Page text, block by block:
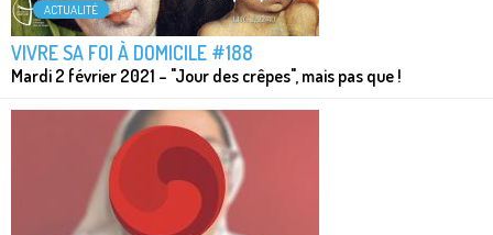
ACTUALITÉ
VIVRE SA FOI À DOMICILE #188
Mardi 2 février 2021 – "Jour des crêpes", mais pas que !